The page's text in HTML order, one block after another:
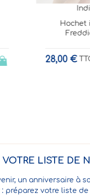
VOTRE LISTE DE
un anniversaire à
: préparez votre liste de